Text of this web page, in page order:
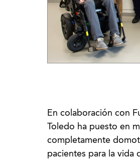
En colaboración con
Toledo ha puesto en
completamente
pacientes para la vida